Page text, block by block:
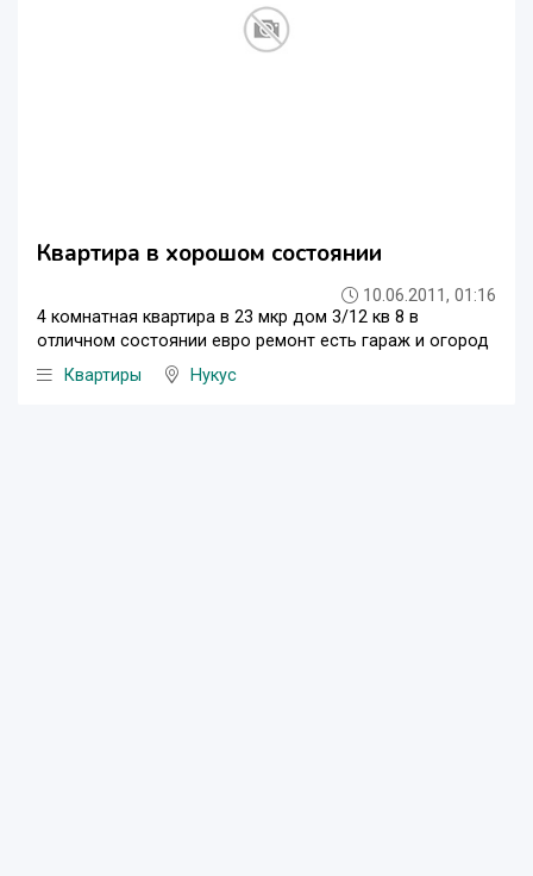
Квартира в хорошом состоянии
10.06.2011, 01:16
4 комнатная квартира в 23 мкр дом 3/12 кв 8 в
отличном состоянии евро ремонт есть гараж и огород
Квартиры
Нукус